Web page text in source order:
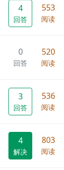
4
回答
553
阅读
0
回答
520
阅读
3
回答
536
阅读
4
解决
803
阅读